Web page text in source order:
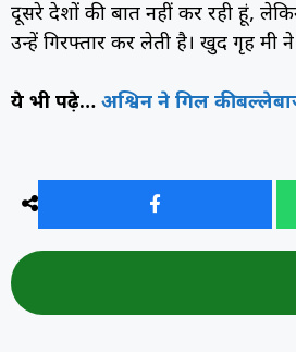
दूसरे देशों की बात नहीं कर रही हूं,
उन्हें गिरफ्तार कर लेती है। खुद गृह
ये भी पढ़े… अश्विन ने गिल की